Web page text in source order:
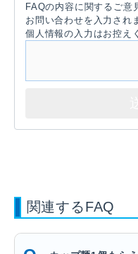
FAQの内容に関するご意
お問い合わせを入力され
個人情報の入力はお控え
関連するFAQ